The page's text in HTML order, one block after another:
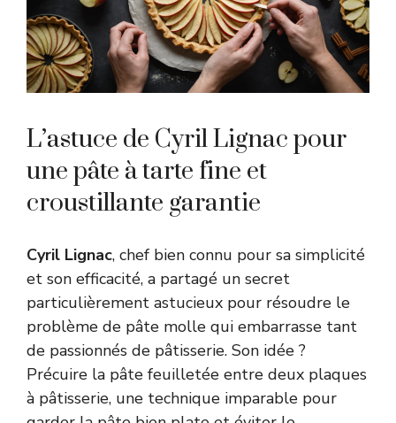
L’astuce de Cyril Lignac pour
une pâte à tarte fine et
croustillante garantie
Cyril Lignac, chef bien connu pour sa simplicité
et son efficacité, a partagé un secret
particulièrement astucieux pour résoudre le
problème de pâte molle qui embarrasse tant
de passionnés de pâtisserie. Son idée ?
Précuire la pâte feuilletée entre deux plaques
à pâtisserie, une technique imparable pour